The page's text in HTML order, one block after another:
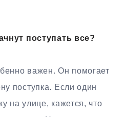
поступать все?
важен. Он помогает
поступка. Если один
на улице, кажется, что